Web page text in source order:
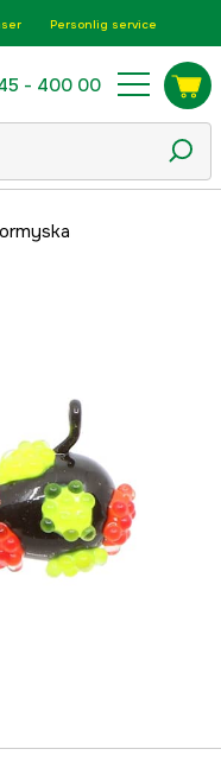
Personlig service
- 400 00